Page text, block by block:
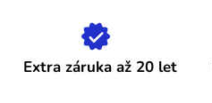
h
Extra záruka až 20 let